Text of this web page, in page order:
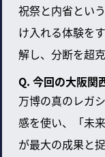
祝祭と内省とい
け入れる体験を
解し、分断を超
Q. 今回の大阪関
万博の真のレガ
感を使い、「未
が最大の成果と